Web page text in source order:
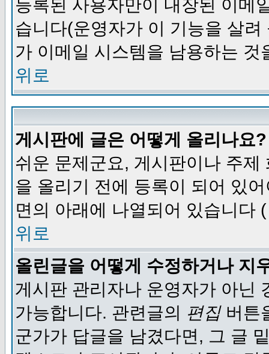
등록된 사용자만이 내장된 이메
습니다(운영자가 이 기능을 살
가 이메일 시스템을 남용하는 것
위로
게시판에 글은 어떻게 올리나요?
쉬운 문제군요, 게시판이나 주
을 올리기 전에 등록이 되어 있
면의 아래에 나열되어 있습니다 (
위로
올린글을 어떻게 수정하거나 지
게시판 관리자나 운영자가 아닌
가능합니다. 관련글의 편집버튼
군가가 답글을 남겼다면, 그 글